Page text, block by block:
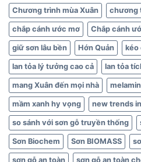
Chương trình mùa Xuân chương
chắp cánh ước mơ Chắp cánh
giữ sơn lâu bền Hớn Quản kéo
lan tỏa lý tưởng cao cả lan tỏa
mang Xuân đến mọi nhà
mầm xanh hy vọng new trends
so sánh với sơn gỗ truyền thống
Sơn Biochem Sơn BIOMASS
sơn gỗ an toàn sơn gỗ an toàn